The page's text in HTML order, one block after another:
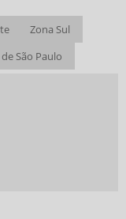
Zona Sul
São Paulo